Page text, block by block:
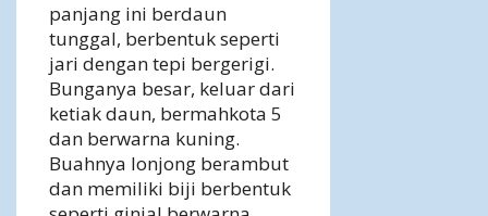
panjang ini berdaun
tunggal, berbentuk seperti
jari dengan tepi bergerigi.
Bunganya besar, keluar dari
ketiak daun, bermahkota 5
dan berwarna kuning.
Buahnya lonjong berambut
dan memiliki biji berbentuk